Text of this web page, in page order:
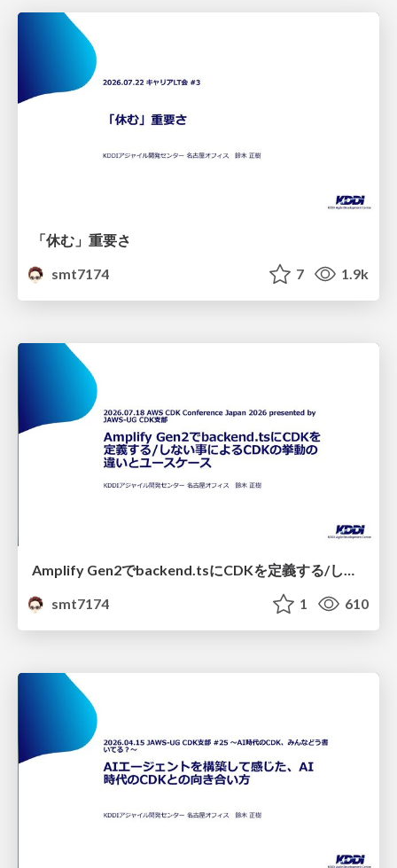
「休む」重要さ
smt7174
7 1.9k
Amplify Gen2でbackend.tsにCDKを定義する/しない事によるCDKの挙動の違いとユースケース
smt7174
1 610